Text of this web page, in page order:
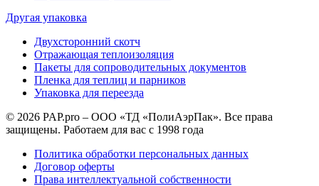
Другая упаковка
Двухсторонний скотч
Отражающая теплоизоляция
Пакеты для сопроводительных документов
Пленка для теплиц и парников
Упаковка для переезда
© 2026 PAP.pro – ООО «ТД «ПолиАэрПак». Все права
защищены. Работаем для вас с 1998 года
Политика обработки персональных данных
Договор оферты
Права интеллектуальной собственности